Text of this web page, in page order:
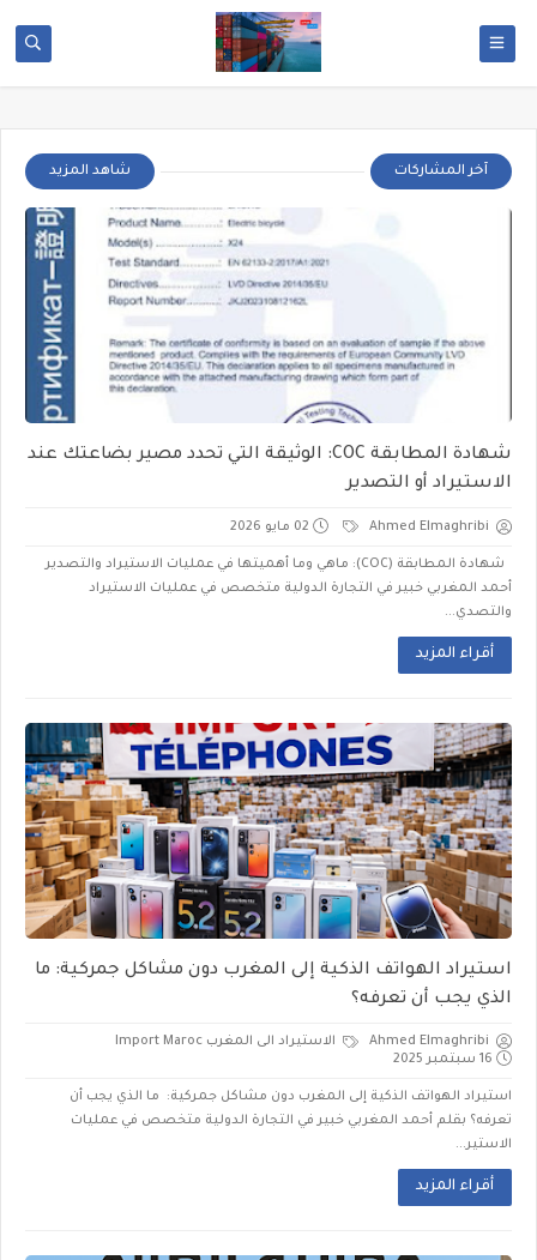
آخر المشاركات شاهد المزيد
شهادة المطابقة COC: الوثيقة التي تحدد مصير بضاعتك عند
الاستيراد أو التصدير
Ahmed Elmaghribi 02 مايو 2026
شهادة المطابقة (COC): ماهي وما أهميتها في عمليات الاستيراد والتصدير
أحمد المغربي خبير في التجارة الدولية متخصص في عمليات الاستيراد
والتصدي...
أقراء المزيد
استيراد الهواتف الذكية إلى المغرب دون مشاكل جمركية: ما
الذي يجب أن تعرفه؟
Ahmed Elmaghribi
الاستيراد الى المغرب Import Maroc
16 سبتمبر 2025
استيراد الهواتف الذكية إلى المغرب دون مشاكل جمركية: ما الذي يجب أن
تعرفه؟ بقلم أحمد المغربي خبير في التجارة الدولية متخصص في عمليات
الاستير...
أقراء المزيد